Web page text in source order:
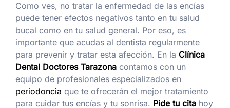
Como ves, no tratar la enfermedad de las encías
puede tener efectos negativos tanto en tu salud
bucal como en tu salud general. Por eso, es
importante que acudas al dentista regularmente
para prevenir y tratar esta afección. En la Clínica
Dental Doctores Tarazona contamos con un
equipo de profesionales especializados en
periodoncia que te ofrecerán el mejor tratamiento
para cuidar tus encías y tu sonrisa. Pide tu cita hoy